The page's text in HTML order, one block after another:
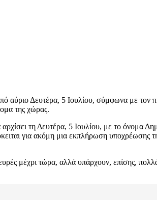
αύριο Δευτέρα, 5 Ιουλίου, σύμφωνα με τον
της χώρας.
τη Δευτέρα, 5 Ιουλίου, με το όνομα
για ακόμη μια εκπλήρωση
μέχρι τώρα, αλλά υπάρχουν, επίσης,